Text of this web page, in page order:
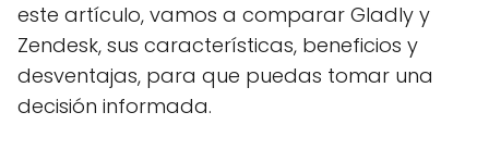
este artículo, vamos a comparar Gladly y
Zendesk, sus características, beneficios y
desventajas, para que puedas tomar una
decisión informada.